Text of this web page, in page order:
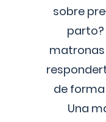
sobre
parto?
de
Una